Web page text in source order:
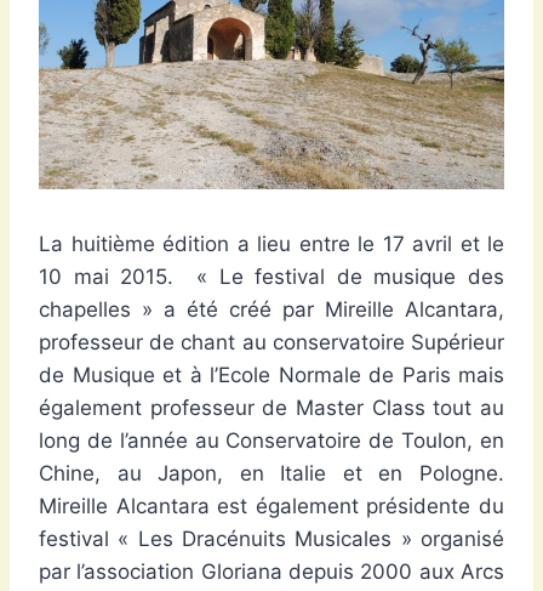
La huitième édition a lieu entre le 17 avril et le
10 mai 2015. « Le festival de musique des
chapelles » a été créé par Mireille Alcantara,
professeur de chant au conservatoire Supérieur
de Musique et à l’Ecole Normale de Paris mais
également professeur de Master Class tout au
long de l’année au Conservatoire de Toulon, en
Chine, au Japon, en Italie et en Pologne.
Mireille Alcantara est également présidente du
festival « Les Dracénuits Musicales » organisé
par l’association Gloriana depuis 2000 aux Arcs